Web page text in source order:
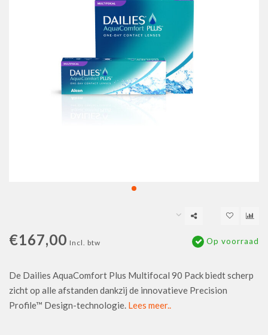
€167,00 Incl. btw Op voorraad
De Dailies AquaComfort Plus Multifocal 90 Pack biedt scherp
zicht op alle afstanden dankzij de innovatieve Precision
Profile™ Design-technologie. Lees meer..